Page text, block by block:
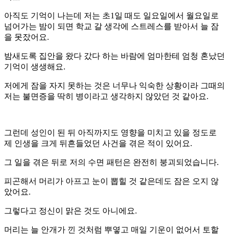
아직도 기억이 나는데 저는 초1일 때도 일요일에서 월요일로
넘어가는 밤이 되면 학교 갈 생각에 스트레스를 받아서 늘 잠
을 못잤어요.
밤새도록 집안을 왔다 갔다 하는 바람에 엄마한테 엄청 혼났던
기억이 생생해요.
저에게 잠을 자지 못하는 것은 너무나 익숙한 상황이라 그때의
저는 불면증을 딱히 병이라고 생각하지 않았던 것 같아요.
그런데 성인이 된 뒤 아직까지도 영향을 미치고 있을 정도로
제 인생을 크게 뒤흔들었던 사건을 겪은 적이 있어요.
그 일을 겪은 뒤로 저의 수면 패턴은 완전히 붕괴되었습니다.
피곤해서 머리가 아프고 눈이 뽑힐 것 같은데도 잠은 오지 않
았어요.
그렇다고 정신이 맑은 것도 아니에요.
머리는 늘 안개가 낀 것처럼 뿌옇고 매일 기운이 없어서 토할